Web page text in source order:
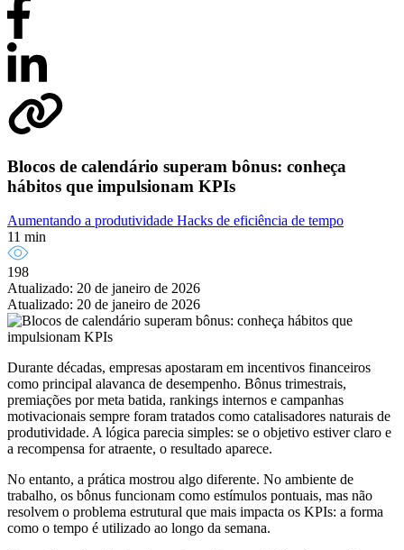
Blocos de calendário superam bônus: conheça
hábitos que impulsionam KPIs
Aumentando a produtividade Hacks de eficiência de tempo
11 min
198
Atualizado: 20 de janeiro de 2026
Atualizado: 20 de janeiro de 2026
Durante décadas, empresas apostaram em incentivos financeiros
como principal alavanca de desempenho. Bônus trimestrais,
premiações por meta batida, rankings internos e campanhas
motivacionais sempre foram tratados como catalisadores naturais de
produtividade. A lógica parecia simples: se o objetivo estiver claro e
a recompensa for atraente, o resultado aparece.
No entanto, a prática mostrou algo diferente. No ambiente de
trabalho, os bônus funcionam como estímulos pontuais, mas não
resolvem o problema estrutural que mais impacta os KPIs: a forma
como o tempo é utilizado ao longo da semana.